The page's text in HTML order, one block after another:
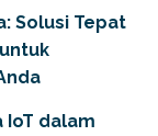
Solusi Tepat
IoT dalam